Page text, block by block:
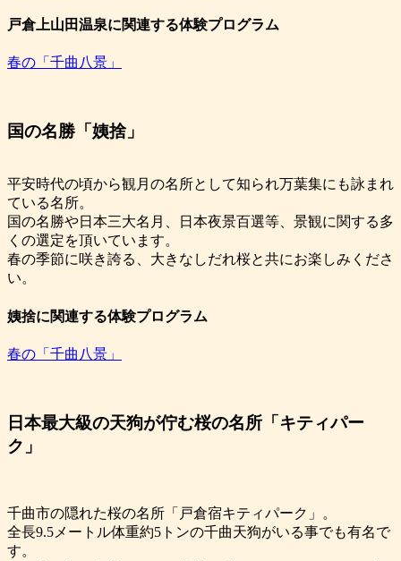
戸倉上山田温泉に関連する体験プログラム
春の「千曲八景」
国の名勝「姨捨」
平安時代の頃から観月の名所として知られ万葉集にも詠まれ
ている名所。
国の名勝や日本三大名月、日本夜景百選等、景観に関する多
くの選定を頂いています。
春の季節に咲き誇る、大きなしだれ桜と共にお楽しみくださ
い。
姨捨に関連する体験プログラム
春の「千曲八景」
日本最大級の天狗が佇む桜の名所「キティパー
ク」
千曲市の隠れた桜の名所「戸倉宿キティパーク」。
全長9.5メートル体重約5トンの千曲天狗がいる事でも有名で
す。